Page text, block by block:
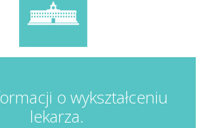
o wykształceniu
lekarza.